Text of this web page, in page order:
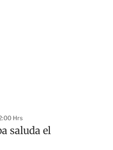
Hrs
saluda el